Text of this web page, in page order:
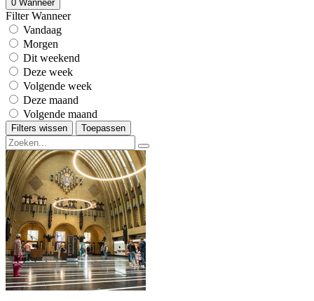
0 Wanneer
Filter Wanneer
Vandaag
Morgen
Dit weekend
Deze week
Volgende week
Deze maand
Volgende maand
Filters wissen Toepassen